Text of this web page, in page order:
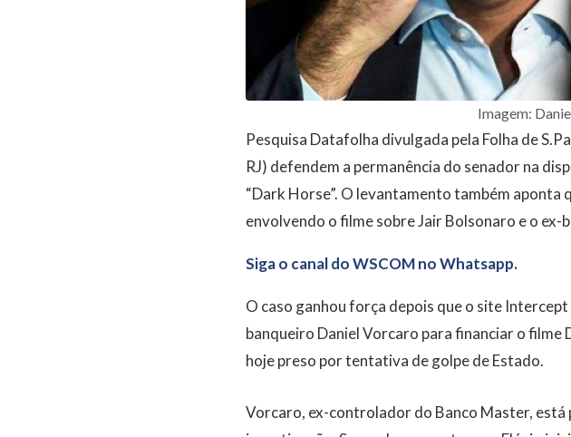
Imagem:
Pesquisa Datafolha divulgada pela Folha de
RJ) defendem a permanência do senador na
“Dark Horse”. O levantamento também
envolvendo o filme sobre Jair Bolsonaro e o ex-
Siga o canal do WSCOM no Whatsapp.
O caso ganhou força depois que o site
banqueiro Daniel Vorcaro para financiar o filme
hoje preso por tentativa de golpe de Estado.
Vorcaro, ex-controlador do Banco Master, está